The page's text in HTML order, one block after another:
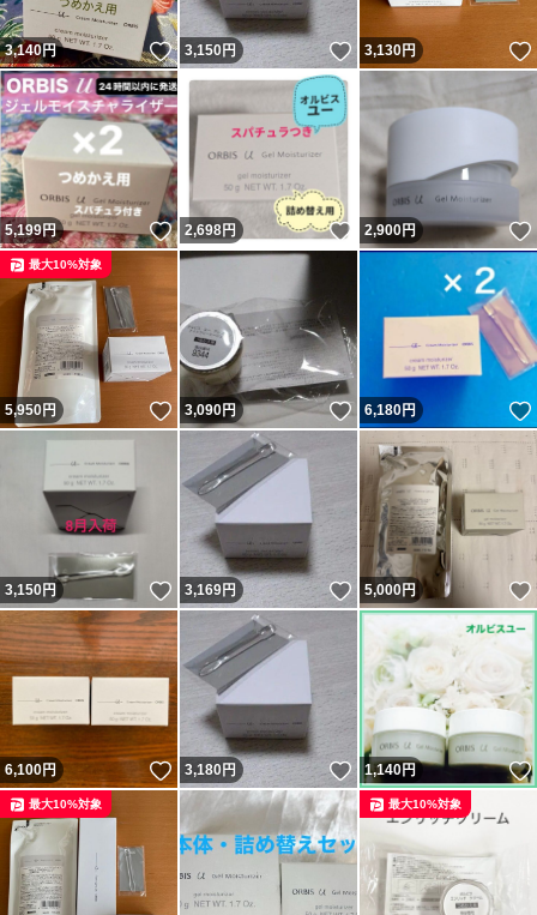
3,140円 いいね！
3,150円 いいね！
3,130円
5,199円 いいね！
2,698円 いいね！
2,900円
5,950円 いいね！
最大10%対象
3,090円 いいね！
6,180円
3,150円 いいね！
3,169円 いいね！
5,000円
6,100円 いいね！
3,180円 いいね！
1,140円
最大10%対象 最大10%対象